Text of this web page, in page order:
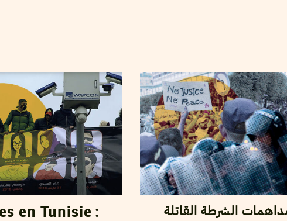
en Tunisie :
الشرطة القاتلة